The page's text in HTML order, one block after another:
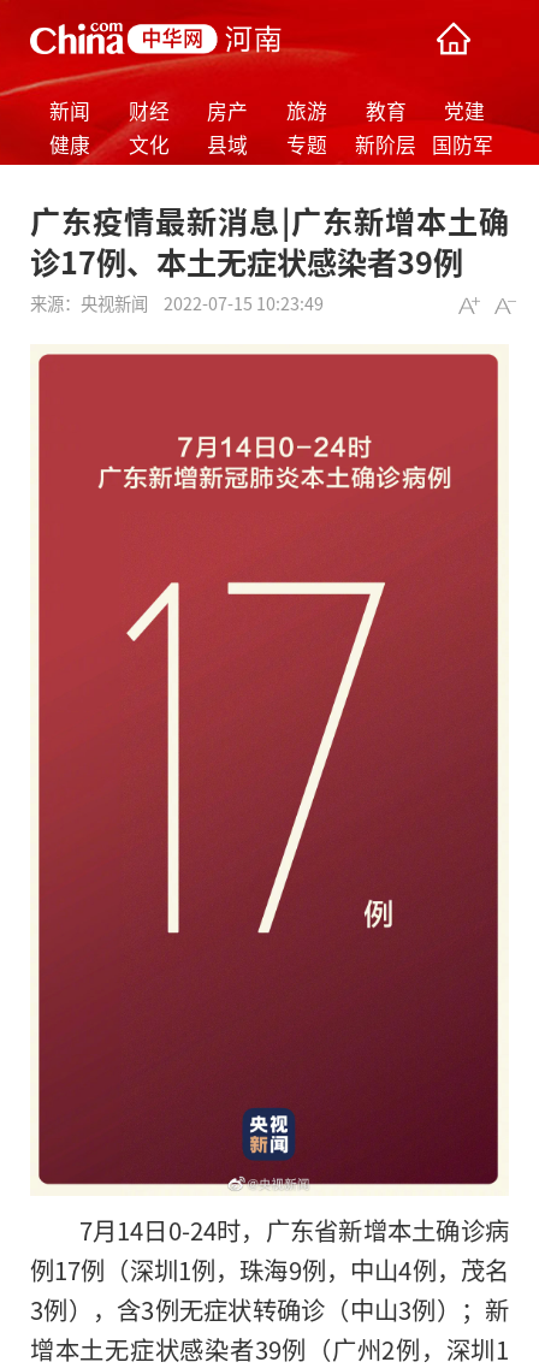
新闻 财经 房产 旅游 教育
党建
健康
文化 县域 专题 新阶层
国防军
广东疫情最新消息|广东新增本土确
诊17例、本土无症状感染者39例
来源： 央视新闻 2022-07-15 10:23:49
7月14日0-24时，广东省新增本土确诊病
例17例（深圳1例，珠海9例，中山4例，茂名
3例），含3例无症状转确诊（中山3例）；新
增本土无症状感染者39例（广州2例，深圳1